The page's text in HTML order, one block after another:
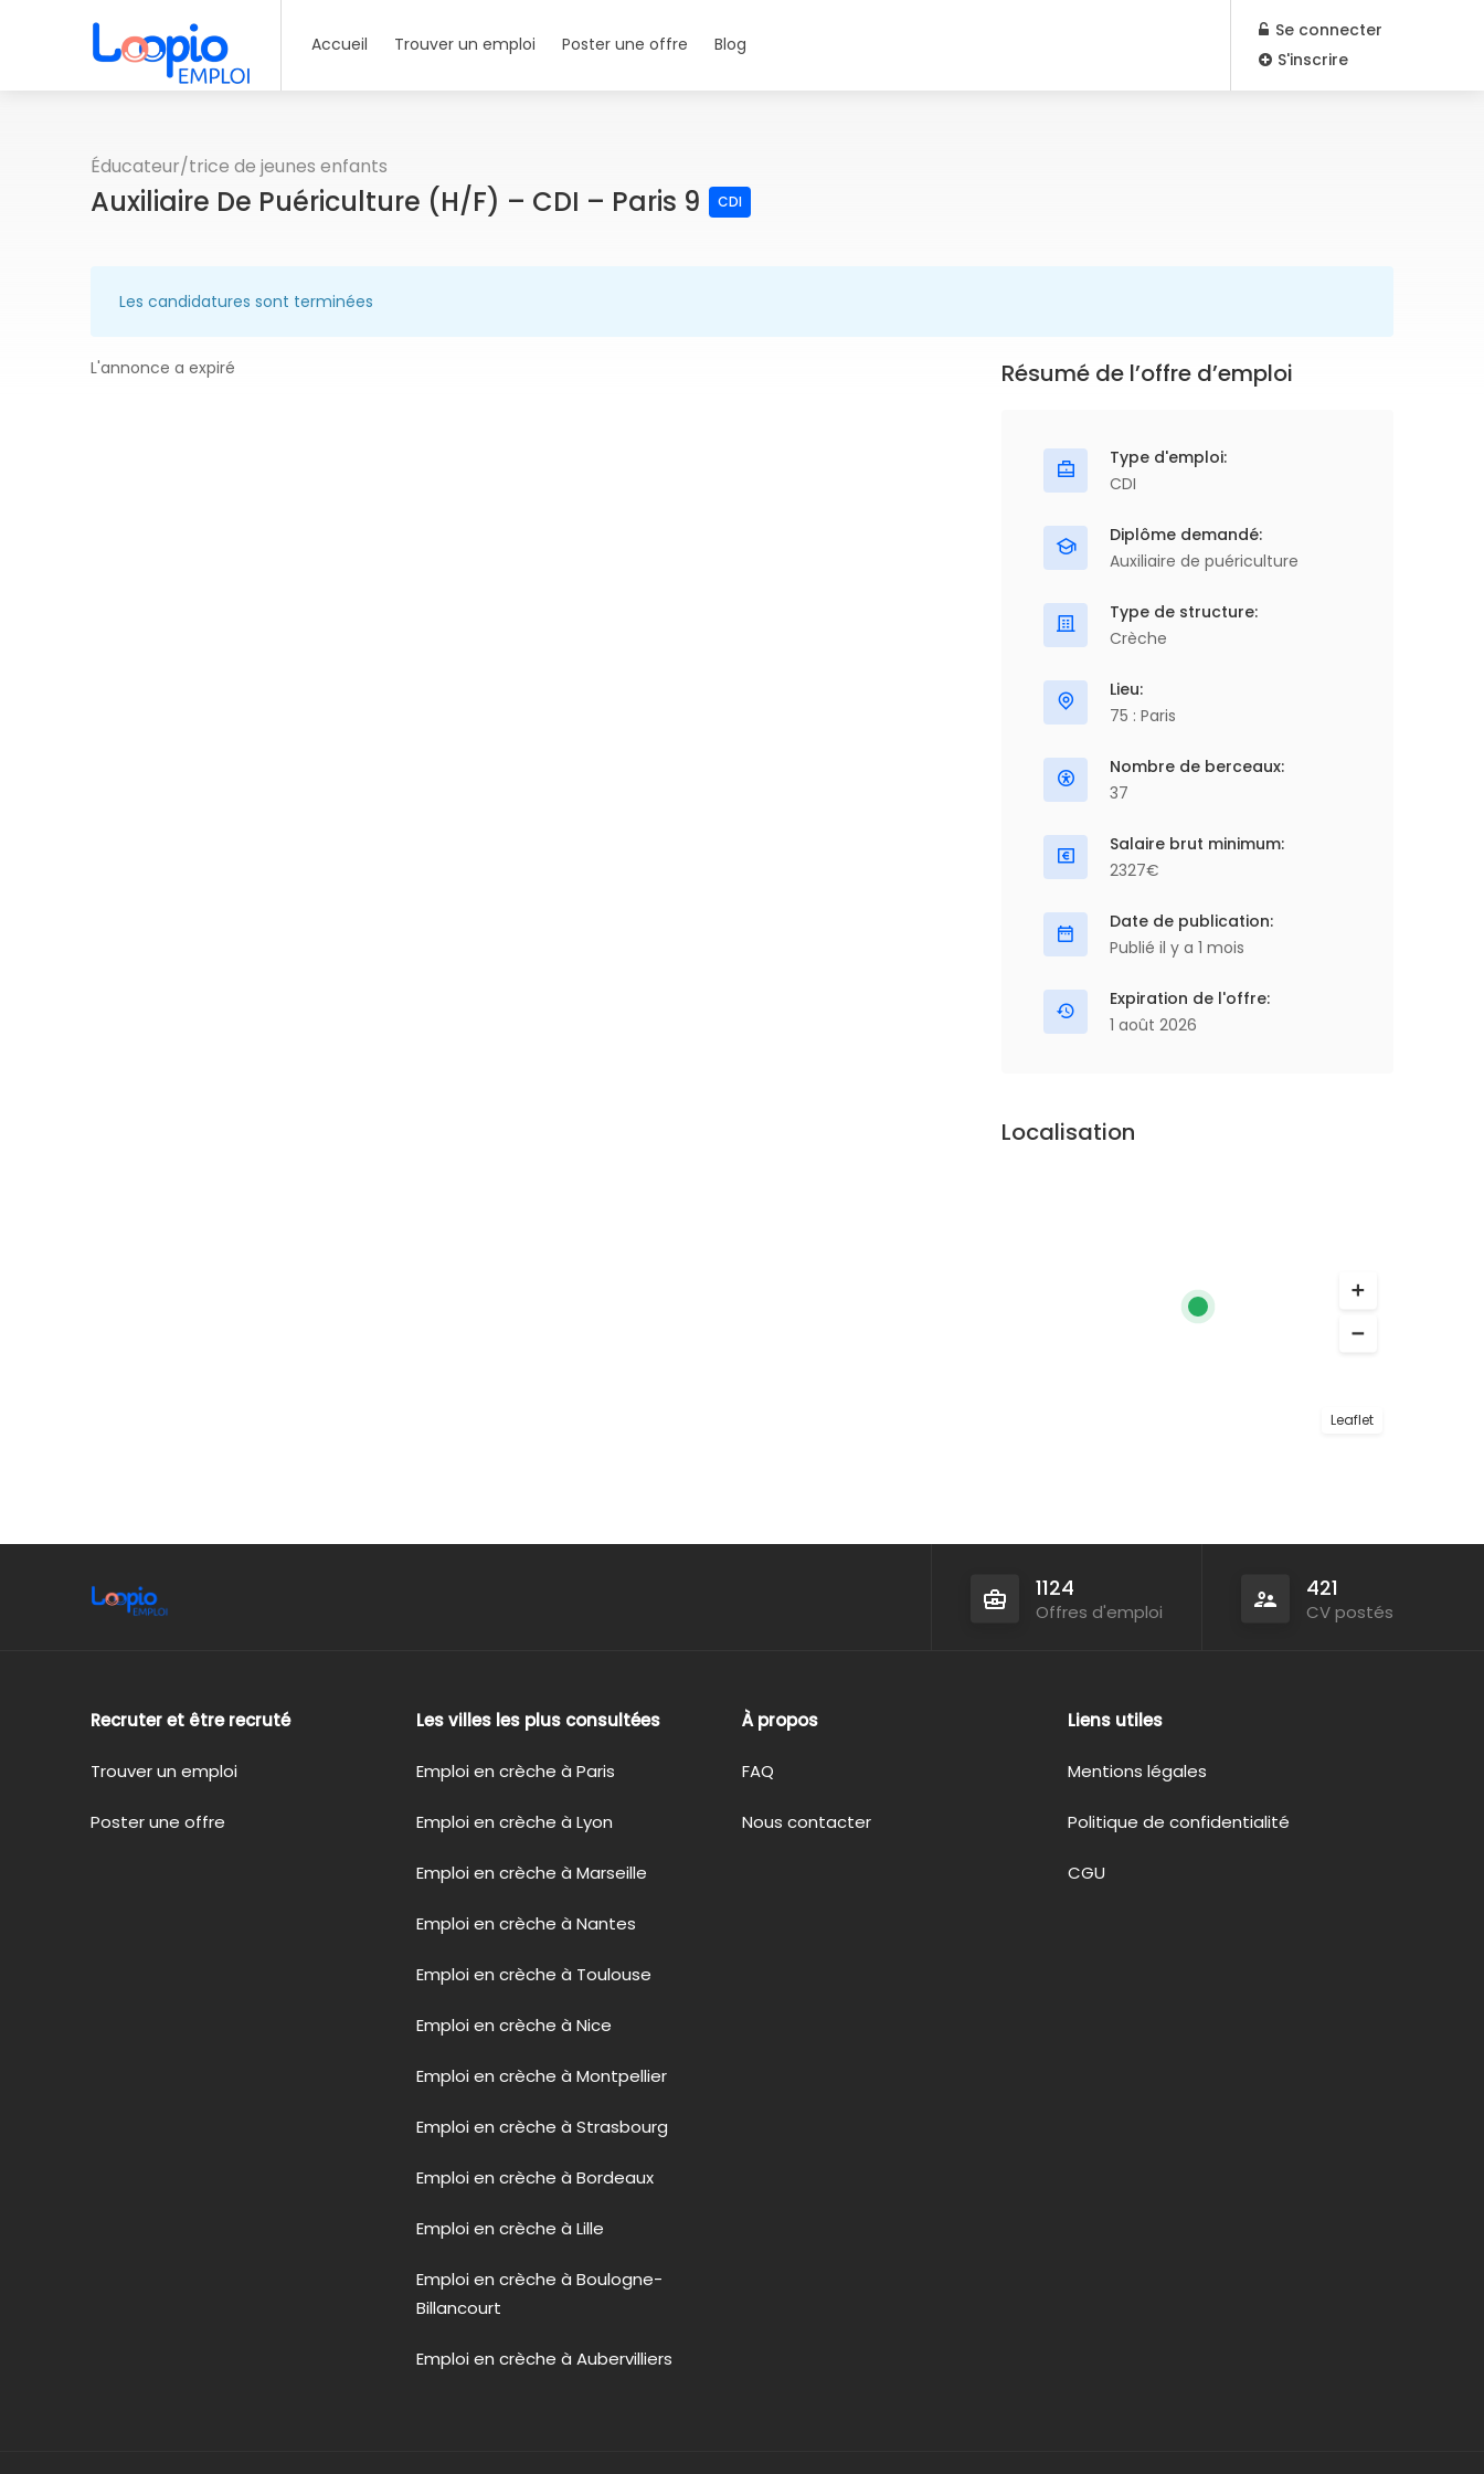
Accueil Trouver un emploi Poster une offre Blog
Se connecter
S'inscrire
Éducateur/trice de jeunes enfants
Auxiliaire De Puériculture (H/F) – CDI – Paris 9 CDI
Les candidatures sont terminées
L'annonce a expiré Résumé de l’offre d’emploi
Type d'emploi:
CDI
Diplôme demandé:
Auxiliaire de puériculture
Type de structure:
Crèche
Lieu:
75 : Paris
Nombre de berceaux:
37
Salaire brut minimum:
2327€
Date de publication:
Publié il y a 1 mois
Expiration de l'offre:
1 août 2026
Localisation
Leaflet
1124
Offres d'emploi
421
CV postés
Recruter et être recruté
Trouver un emploi
Poster une offre
Les villes les plus consultées
Emploi en crèche à Paris
Emploi en crèche à Lyon
Emploi en crèche à Marseille
Emploi en crèche à Nantes
Emploi en crèche à Toulouse
Emploi en crèche à Nice
Emploi en crèche à Montpellier
Emploi en crèche à Strasbourg
Emploi en crèche à Bordeaux
Emploi en crèche à Lille
Emploi en crèche à Boulogne-
Billancourt
Emploi en crèche à Aubervilliers
À propos
FAQ
Nous contacter
Liens utiles
Mentions légales
Politique de confidentialité
CGU